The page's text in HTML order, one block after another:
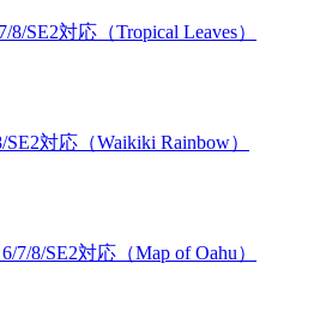
SE2対応（Tropical Leaves）
対応（Waikiki Rainbow）
7/8/SE2対応（Map of Oahu）